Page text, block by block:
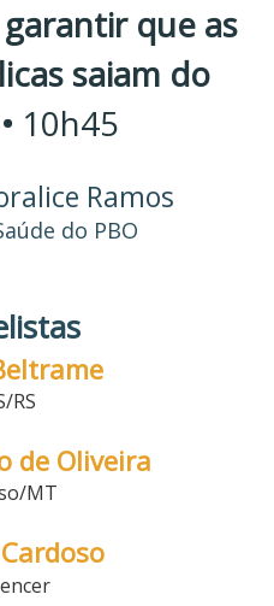
que as
saiam do
10h45
Ramos
do PBO
RS
de Oliveira
MT